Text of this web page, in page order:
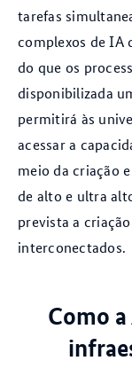
tarefas
complexos de IA
do que os
disponibilizada
permitirá às
acessar a
meio da criação
de alto e ultra
prevista a
interconectados.
Como